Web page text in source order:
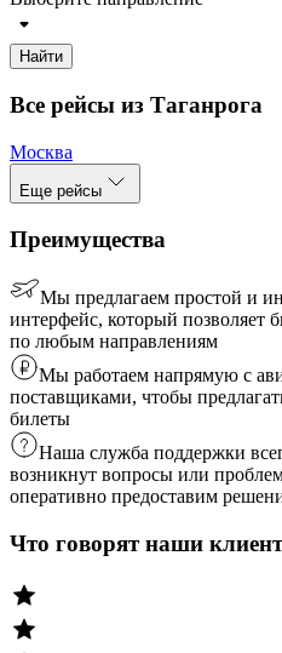
Найти
Все рейсы из Таганрога
Москва
Еще рейсы
Преимущества
Мы предлагаем простой и
интерфейс, который позволяет
по любым направлениям
Мы работаем напрямую с
поставщиками, чтобы
билеты
Наша служба поддержки
возникнут вопросы или
оперативно предоставим
Что говорят наши